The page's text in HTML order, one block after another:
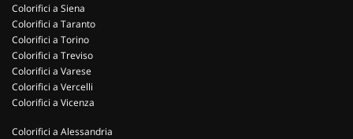
Colorifici a Siena
Colorifici a Taranto
Colorifici a Torino
Colorifici a Treviso
Colorifici a Varese
Colorifici a Vercelli
Colorifici a Vicenza
Colorifici a Alessandria